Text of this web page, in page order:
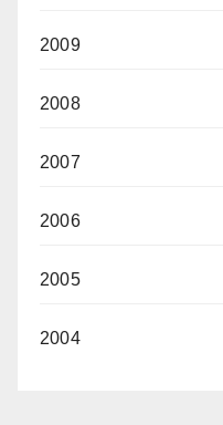
2009
2008
2007
2006
2005
2004